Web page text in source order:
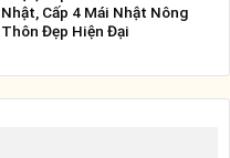
Nhật, Cấp 4 Mái Nhật Nông
Thôn Đẹp Hiện Đại